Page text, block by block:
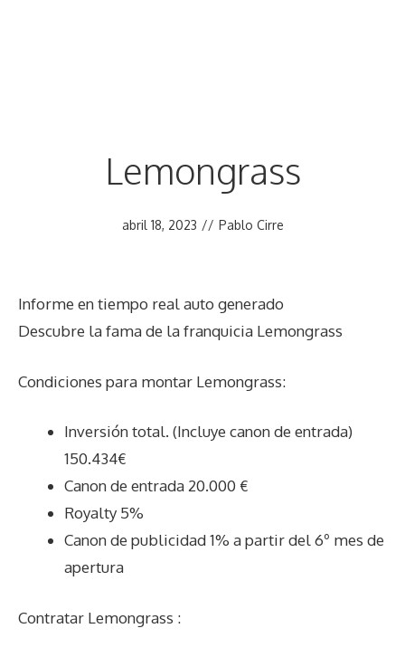
Lemongrass
abril 18, 2023 // Pablo Cirre
Informe en tiempo real auto generado
Descubre la fama de la franquicia Lemongrass
Condiciones para montar Lemongrass:
Inversión total. (Incluye canon de entrada)
150.434€
Canon de entrada 20.000 €
Royalty 5%
Canon de publicidad 1% a partir del 6º mes de
apertura
Contratar Lemongrass :